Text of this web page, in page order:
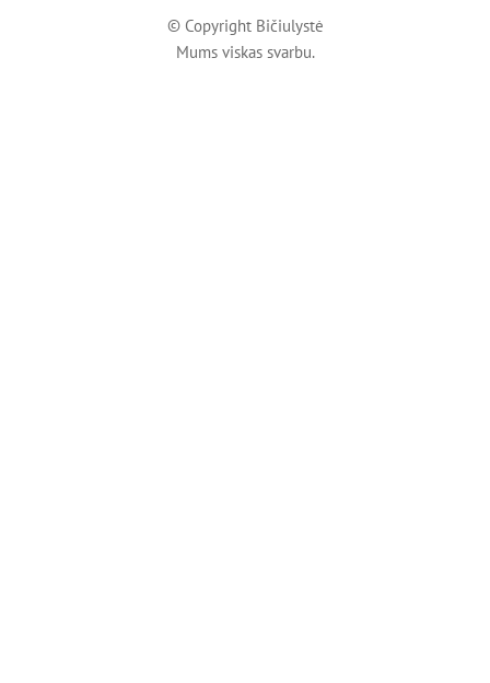
© Copyright Bičiulystė
Mums viskas svarbu.